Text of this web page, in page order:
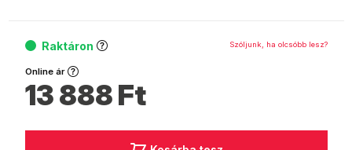
Raktáron Szóljunk, ha olcsóbb lesz?
Online ár
13 888Ft